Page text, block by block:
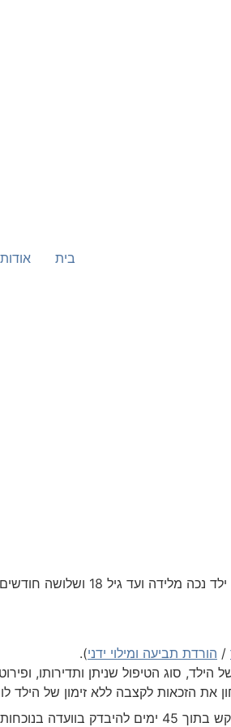
בית אודות
אם הוא עונה על התנאים הבסיסיים.
/ הורדת תביעה ומילוי ידני).
סוג הטיפול שניתן ותדירותו,
את הזכאות לקצבה ללא זימון של הילד
הילד.